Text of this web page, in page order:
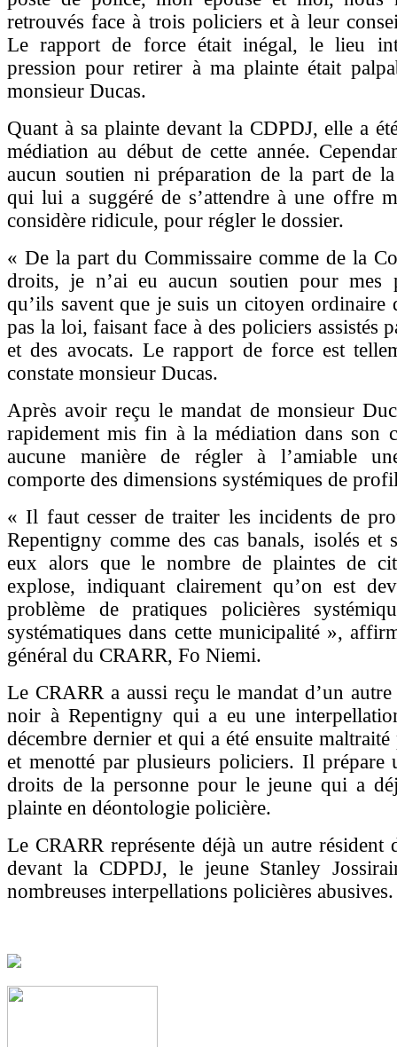
retrouvés face à trois policiers et à leur
Le rapport de force était inégal, le lieu
pression pour retirer à ma plainte était
monsieur Ducas.
Quant à sa plainte devant la CDPDJ, elle a
médiation au début de cette année.
aucun soutien ni préparation de la part de
qui lui a suggéré de s’attendre à une offre
considère ridicule, pour régler le dossier.
« De la part du Commissaire comme de la
droits, je n’ai eu aucun soutien pour mes
qu’ils savent que je suis un citoyen ordinaire
pas la loi, faisant face à des policiers assistés
et des avocats. Le rapport de force est
constate monsieur Ducas.
Après avoir reçu le mandat de monsieur
rapidement mis fin à la médiation dans son
aucune manière de régler à l’amiable
comporte des dimensions systémiques de
« Il faut cesser de traiter les incidents de
Repentigny comme des cas banals, isolés et
eux alors que le nombre de plaintes de
explose, indiquant clairement qu’on est
problème de pratiques policières
systématiques dans cette municipalité »,
général du CRARR, Fo Niemi.
Le CRARR a aussi reçu le mandat d’un
noir à Repentigny qui a eu une
décembre dernier et qui a été ensuite
et menotté par plusieurs policiers. Il prépare
droits de la personne pour le jeune qui a
plainte en déontologie policière.
Le CRARR représente déjà un autre résident
devant la CDPDJ, le jeune Stanley
nombreuses interpellations policières abusives.